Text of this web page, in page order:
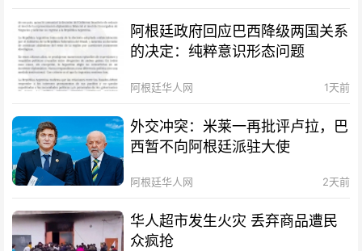
阿根廷政府回应巴西降级两国关系
的决定：纯粹意识形态问题
阿根廷华人网 1天前
外交冲突：米莱一再批评卢拉，巴
西暂不向阿根廷派驻大使
阿根廷华人网 2天前
华人超市发生火灾 丢弃商品遭民
众疯抢